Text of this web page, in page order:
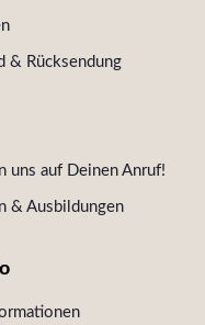
& Rücksendung
uns auf Deinen Anruf!
& Ausbildungen